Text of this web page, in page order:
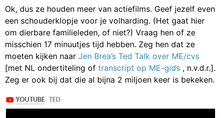
Ok, dus ze houden meer van actiefilms. Geef jezelf even
een schouderklopje voor je volharding. (Het gaat hier
om dierbare familieleden, of niet?) Vraag hen of ze
misschien 17 minuutjes tijd hebben. Zeg hen dat ze
moeten kijken naar Jen Brea’s Ted Talk over ME/cvs
[met NL ondertiteling of transcript op ME-gids , n.v.d.r.].
Zeg er ook bij dat die al bijna 2 miljoen keer is bekeken.